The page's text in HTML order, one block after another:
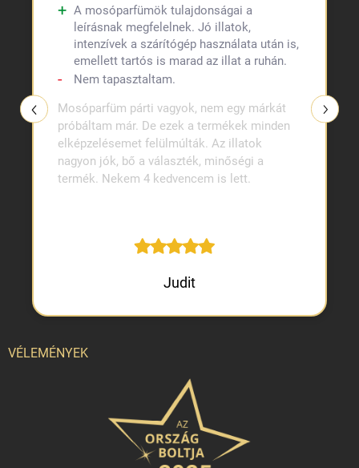
A mosóparfümök tulajdonságai a
leírásnak megfelelnek. Jó illatok,
intenzívek a szárítógép használata után is,
emellett tartós is marad az illat a ruhán.
Nem tapasztaltam.
Mosóparfüm párti vagyok, nem egy márkát
próbáltam már. De ezek a termékek minden
elképzelésemet felülmúlták. Az illatok
nagyon jók, bő a választék, minőségi a
termék. Nekem 4 kedvencem is lett.
Judit
VÉLEMÉNYEK